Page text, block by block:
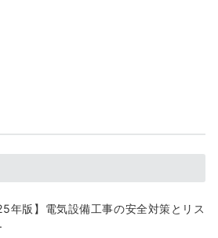
年版】電気設備工事の安全対策とリス